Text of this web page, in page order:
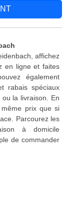
affichez
en ligne et faites
également
rabais spéciaux
la livraison. En
prix que si
Parcourez les
à domicile
de commander